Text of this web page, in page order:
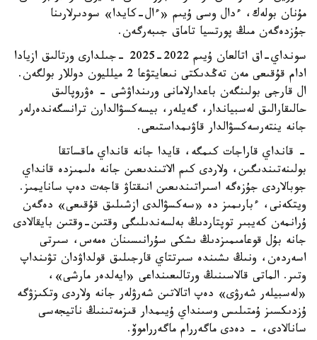
مۇنان بولەك، ءدال وسى ۇيىم «ءال-كايدا» سودىرلارىنا
جۇزدەگەن مىڭ پورتسيا تاماق جىبەرگەن.
سونداي-اق اتالعان ۇيىم 2022-2025 -جىلدارى ورتالىق ازيادا
ادام قۇقىعى مەن تەڭدىكتى نىعايتۋعا 2 ميلليون دوللار بولگەن.
ال قارجى بولىنگەن باعدارلامانى ورىنداۋشى - ەۋروپالىق
حالىقارالىق لەسبياندار، گەيلەر، بيسەكسۋالدارن ترانسگەندەرلەر
جانە ينتەرسەكسۋالدار قاۋىمداستىعى.
- قانداي قاراجات كىمگە، قايدا جانە قانداي ماقساتقا
بولىنەتىندىگىن، ولاردى كىم الاتىندىعىن جانە ەلىمىزدە قانداي
جوبالاردى جۇزەگە اسىراتىندىعىن انىقتاۋ قاجەت دەپ سانايمىز.
ويتكەنى، ءبارىمىز دە «سەكسۋالدى ازشىلىق قۇقىعى» دەگەن
ۇرانمەن كەيبىر توپتاردىڭ بەلسەندىلىگى وقتىن-وقتىن بايقالادى
جانە بۇل قوعامىمىزدىڭ ىشكى سۇرانىسىنان ەمەس، سىرتى
اسەردەن، ونىڭ ىشىندە سىرتتاي قارجىلىق قولداۋدان تۋىنداپ
وتىر. الماتى قالاسىنىڭ ورتالىعىنداعى «ايەلدەر مارشى»،
«لەسبيلەر شەرۋى» دەپ اتالاتىن شەرۋلەر جانە ولاردى وتكىزۋگە
ۇزدىكسىز ۇمتىلىس وسىنداي ۇيىمدار قىزمەتىنىڭ ناتيجەسى
سانالادى، - دەدى ماگەررام ماگەرراموۆ.